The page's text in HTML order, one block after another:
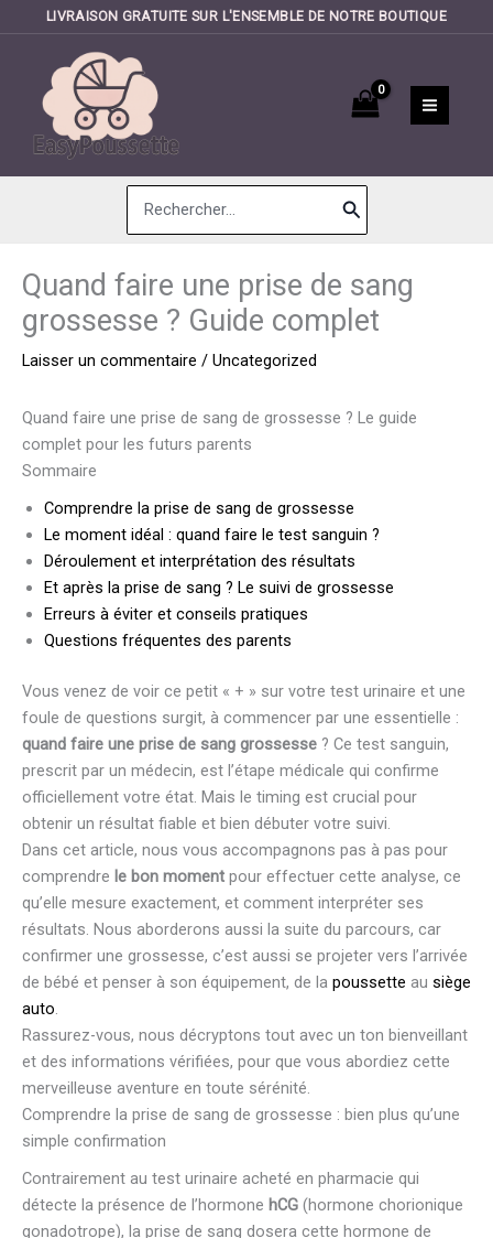
LIVRAISON GRATUITE SUR L'ENSEMBLE DE NOTRE BOUTIQUE
contenu
Search
for:
Quand faire une prise de sang
grossesse ? Guide complet
Laisser un commentaire / Uncategorized
Quand faire une prise de sang de grossesse ? Le guide
complet pour les futurs parents
Sommaire
Comprendre la prise de sang de grossesse
Le moment idéal : quand faire le test sanguin ?
Déroulement et interprétation des résultats
Et après la prise de sang ? Le suivi de grossesse
Erreurs à éviter et conseils pratiques
Questions fréquentes des parents
Vous venez de voir ce petit « + » sur votre test urinaire et une
foule de questions surgit, à commencer par une essentielle :
quand faire une prise de sang grossesse ? Ce test sanguin,
prescrit par un médecin, est l’étape médicale qui confirme
officiellement votre état. Mais le timing est crucial pour
obtenir un résultat fiable et bien débuter votre suivi.
Dans cet article, nous vous accompagnons pas à pas pour
comprendre le bon moment pour effectuer cette analyse, ce
qu’elle mesure exactement, et comment interpréter ses
résultats. Nous aborderons aussi la suite du parcours, car
confirmer une grossesse, c’est aussi se projeter vers l’arrivée
de bébé et penser à son équipement, de la poussette au siège
auto.
Rassurez-vous, nous décryptons tout avec un ton bienveillant
et des informations vérifiées, pour que vous abordiez cette
merveilleuse aventure en toute sérénité.
Comprendre la prise de sang de grossesse : bien plus qu’une
simple confirmation
Contrairement au test urinaire acheté en pharmacie qui
détecte la présence de l’hormone hCG (hormone chorionique
gonadotrope), la prise de sang dosera cette hormone de